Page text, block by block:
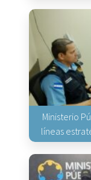
Ministerio
líneas